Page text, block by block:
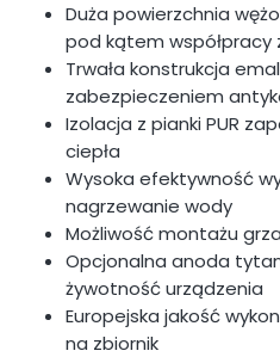
Duża powierzchnia
pod kątem współpracy
Trwała konstrukcja
zabezpieczeniem
Izolacja z pianki PUR
ciepła
Wysoka efektywność
nagrzewanie wody
Możliwość montażu
Opcjonalna anoda
żywotność urządzenia
Europejska jakość
na zbiornik